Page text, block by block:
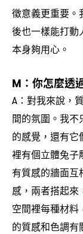
徵意義更重要。
後也一樣能打動
本身夠用心。
M： 你怎麼透
A： 對我來說 ，
間的氛圍。我
的感覺 ， 還有它
裡有個立體兔子
有質感的牆面互
感 ， 兩者搭起來
空間裡每種材料
的質感和色調